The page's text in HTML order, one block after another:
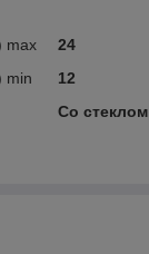
max
24
min
12
Со стеклом